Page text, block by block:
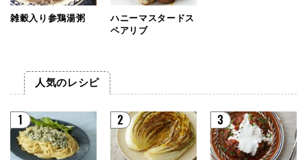
雑穀入り参鶏湯粥
ハニーマスタードス
ペアリブ
人気のレシピ
1 2 3